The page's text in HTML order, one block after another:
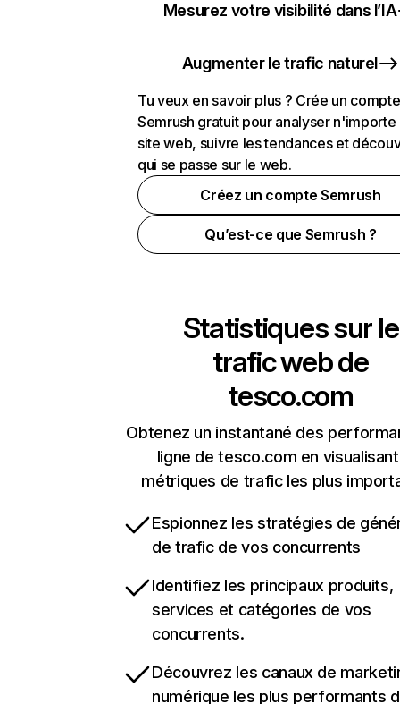
Mesurez votre visibilité dans l’IA
Augmenter le trafic naturel
Tu veux en savoir plus ? Crée un compte
Semrush gratuit pour analyser n'importe
site web, suivre les tendances et
qui se passe sur le web.
Créez un compte Semrush
Qu’est-ce que Semrush ?
Statistiques sur le
trafic web de
tesco.com
Obtenez un instantané des
ligne de tesco.com en
métriques de trafic les plus
Espionnez les stratégies de
de trafic de vos concurrents
Identifiez les principaux produits,
services et catégories de vos
concurrents.
Découvrez les canaux de
numérique les plus performants